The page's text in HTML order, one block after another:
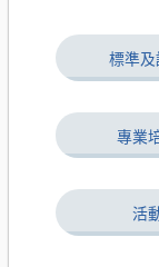
標準
專業
活